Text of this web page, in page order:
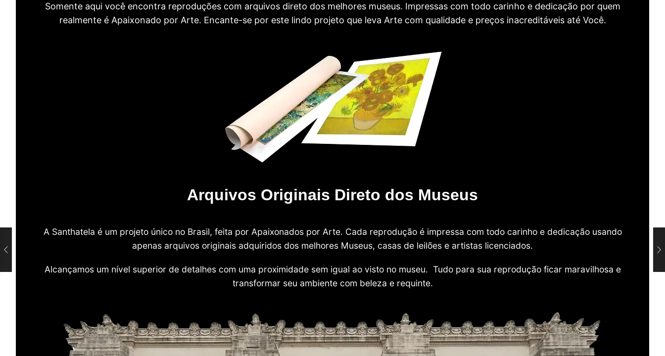
Somente aqui você encontra reproduções com arquivos direto dos melhores museus. Impressas com todo carinho e dedicação por quem
realmente é Apaixonado por Arte. Encante-se por este lindo projeto que leva Arte com qualidade e preços inacreditáveis até Você.
Arquivos Originais Direto dos Museus
A Santhatela é um projeto único no Brasil, feita por Apaixonados por Arte. Cada reprodução é impressa com todo carinho e dedicação usando
apenas arquivos originais adquiridos dos melhores Museus, casas de leilões e artistas licenciados.
Alcançamos um nível superior de detalhes com uma proximidade sem igual ao visto no museu. Tudo para sua reprodução ficar maravilhosa e
transformar seu ambiente com beleza e requinte.